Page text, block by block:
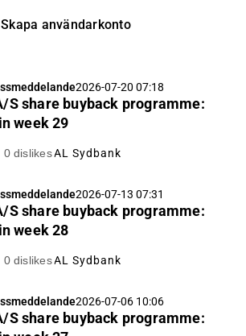
Skapa användarkonto
2026-07-20 07:18
S share buyback programme:
week 29
0 dislikesAL Sydbank
2026-07-13 07:31
S share buyback programme:
week 28
0 dislikesAL Sydbank
2026-07-06 10:06
S share buyback programme: